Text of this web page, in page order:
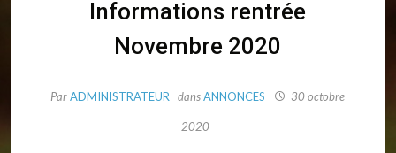
Informations rentrée
Novembre 2020
ParADMINISTRATEUR dansANNONCES 30 octobre
2020